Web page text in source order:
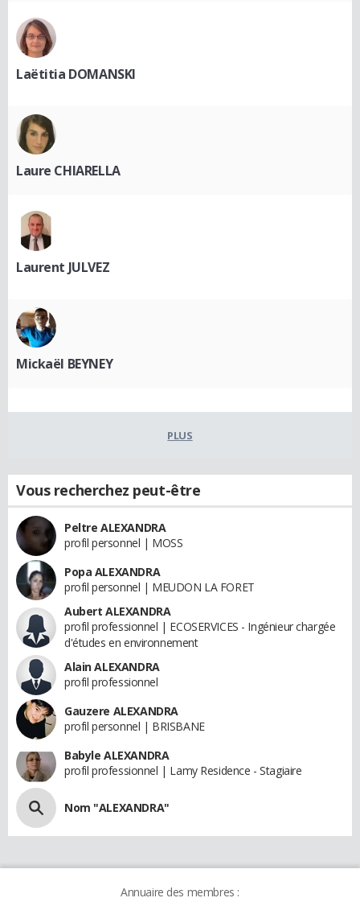
Laëtitia DOMANSKI
Laure CHIARELLA
Laurent JULVEZ
Mickaël BEYNEY
PLUS
Vous recherchez peut-être
Peltre ALEXANDRA
profil personnel | MOSS
Popa ALEXANDRA
profil personnel | MEUDON LA FORET
Aubert ALEXANDRA
profil professionnel | ECOSERVICES - Ingénieur chargée
d'études en environnement
Alain ALEXANDRA
profil professionnel
Gauzere ALEXANDRA
profil personnel | BRISBANE
Babyle ALEXANDRA
profil professionnel | Lamy Residence - Stagiaire
Nom "ALEXANDRA"
Annuaire des membres :